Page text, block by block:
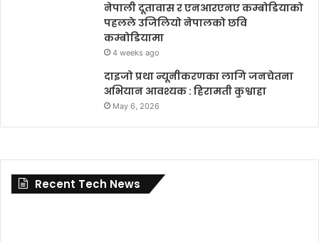
नेपाली दूतावास र एनआरएनए कम्बोडियाको
पहलले उजिलियो नेपालको छवि
कम्बोडियामा
4 weeks ago
दाइजो प्रथा न्यूनीकरणका लागि जनचेतना
अभियान आवश्यक : हिरामती कुश्वाहा
May 6, 2026
Recent Tech News